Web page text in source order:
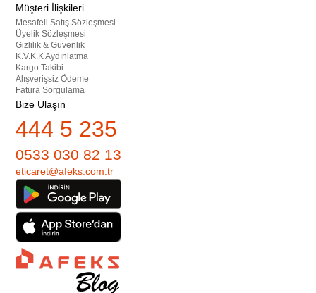
Müşteri İlişkileri
Mesafeli Satış Sözleşmesi
Üyelik Sözleşmesi
Gizlilik & Güvenlik
K.V.K.K Aydınlatma
Kargo Takibi
Alışverişsiz Ödeme
Fatura Sorgulama
Bize Ulaşın
444 5 235
0533 030 82 13
eticaret@afeks.com.tr